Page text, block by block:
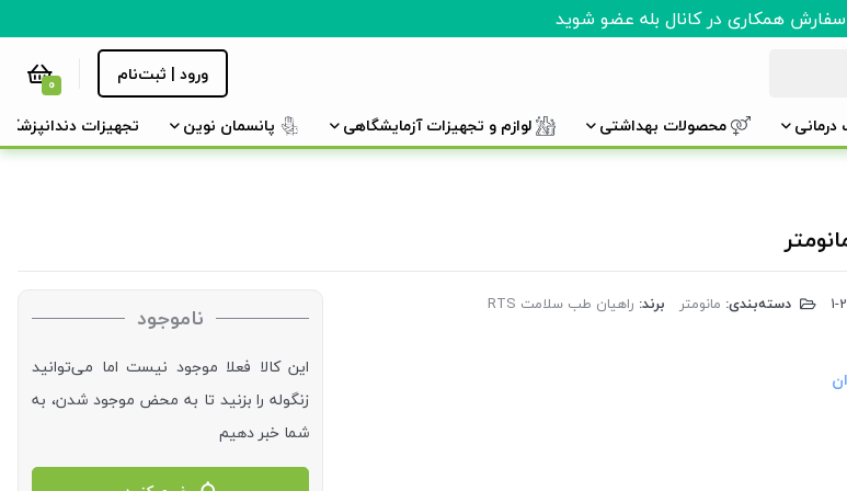
همکاری در کانال بله عضو شوید
ورود | ثبت‌نام 0
محصولات بهداشتی لوازم و تجهیزات آزمایشگاهی پانسمان نوین تجهیزات دندانپزشکی
دسته‌بندی: مانومتر برند: راهیان طب سلامت RTS ناموجود
این کالا فعلا موجود نیست اما می‌توانید
زنگوله را بزنید تا به محض موجود شدن، به
شما خبر دهیم